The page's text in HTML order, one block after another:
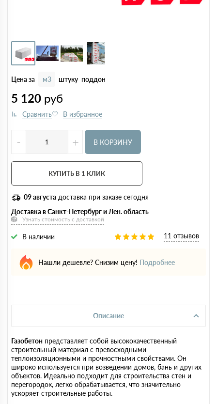
Цена за м3 штуку поддон
5 120 руб
- + В КОРЗИНУ
КУПИТЬ В 1 КЛИК
09 августа доставка при заказе сегодня
Доставка в Санкт-Петербург и Лен. область
Узнать стоимость с доставкой
В наличии 11 отзывов
Нашли дешевле? Снизим цену! Подробнее
Описание
Газобетон представляет собой высококачественный
строительный материал с превосходными
теплоизоляционными и прочностными свойствами. Он
широко используется при возведении домов, бань и других
объектов. Идеально подходит для строительства стен и
перегородок, легко обрабатывается, что значительно
ускоряет строительные работы.